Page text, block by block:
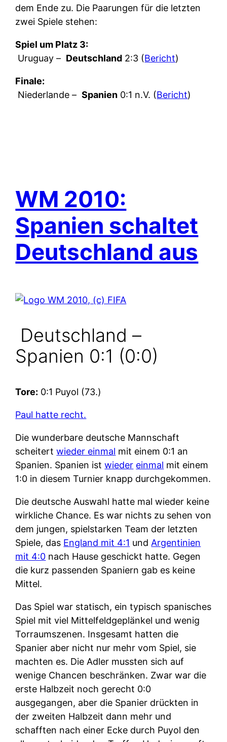
dem Ende zu. Die Paarungen für die letzten
zwei Spiele stehen:
Spiel um Platz 3:
Uruguay – Deutschland 2:3 (Bericht)
Finale:
Niederlande – Spanien 0:1 n.V. (Bericht)
WM 2010:
Spanien schaltet
Deutschland aus
Deutschland –
Spanien 0:1 (0:0)
Tore: 0:1 Puyol (73.)
Paul hatte recht.
Die wunderbare deutsche Mannschaft
scheitertwieder einmal mit einem 0:1 an
Spanien. Spanien istwieder einmal mit einem
1:0 in diesem Turnier knapp durchgekommen.
Die deutsche Auswahl hatte mal wieder keine
wirkliche Chance. Es war nichts zu sehen von
dem jungen, spielstarken Team der letzten
Spiele, das England mit 4:1 und Argentinien
mit 4:0 nach Hause geschickt hatte. Gegen
die kurz passenden Spaniern gab es keine
Mittel.
Das Spiel war statisch, ein typisch spanisches
Spiel mit viel Mittelfeldgeplänkel und wenig
Torraumszenen. Insgesamt hatten die
Spanier aber nicht nur mehr vom Spiel, sie
machten es. Die Adler mussten sich auf
wenige Chancen beschränken. Zwar war die
erste Halbzeit noch gerecht 0:0
ausgegangen, aber die Spanier drückten in
der zweiten Halbzeit dann mehr und
schafften nach einer Ecke durch Puyol den